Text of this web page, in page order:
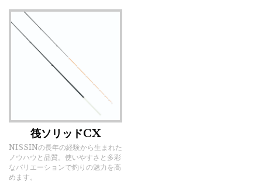
筏ソリッドCX
NISSINの長年の経験から生まれた
ノウハウと品質。使いやすさと多彩
なバリエーションで釣りの魅力を高
めます。